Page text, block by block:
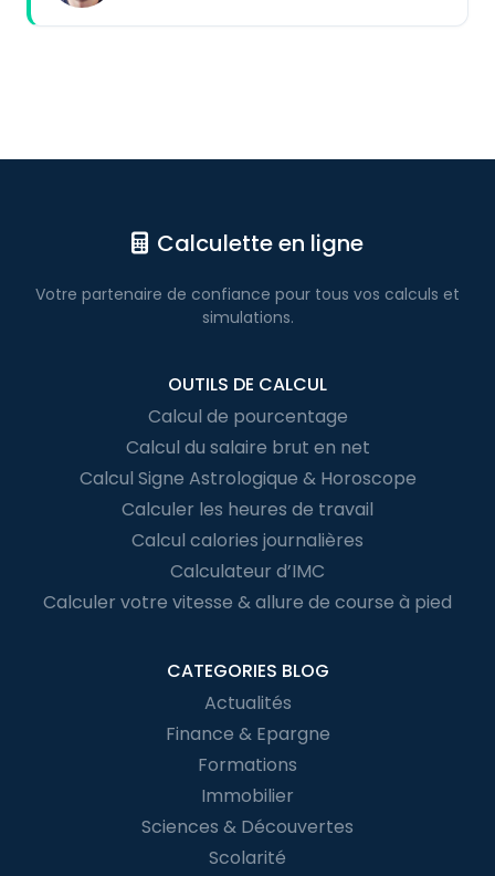
Calculette en ligne
Votre partenaire de confiance pour tous vos calculs et
simulations.
OUTILS DE CALCUL
Calcul de pourcentage
Calcul du salaire brut en net
Calcul Signe Astrologique & Horoscope
Calculer les heures de travail
Calcul calories journalières
Calculateur d’IMC
Calculer votre vitesse & allure de course à pied
CATEGORIES BLOG
Actualités
Finance & Epargne
Formations
Immobilier
Sciences & Découvertes
Scolarité